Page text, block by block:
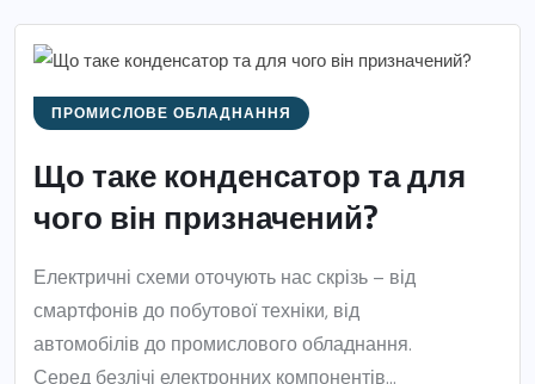
ПРОМИСЛОВЕ ОБЛАДНАННЯ
Що таке конденсатор та для
чого він призначений?
Електричні схеми оточують нас скрізь – від
смартфонів до побутової техніки, від
автомобілів до промислового обладнання.
Серед безлічі електронних компонентів...